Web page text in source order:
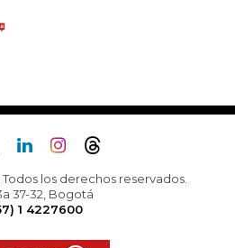
los derechos reservados.
37-32, Bogotá
1 4227600